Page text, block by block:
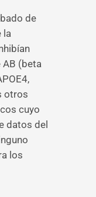
de
la
(beta
otros
cuyo
datos del
los